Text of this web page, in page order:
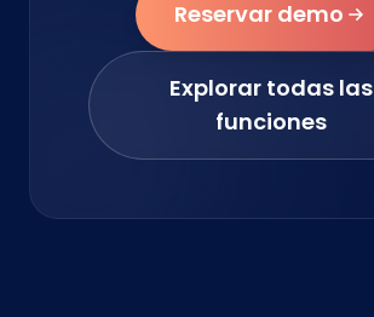
Reservar demo
Explorar todas las
funciones